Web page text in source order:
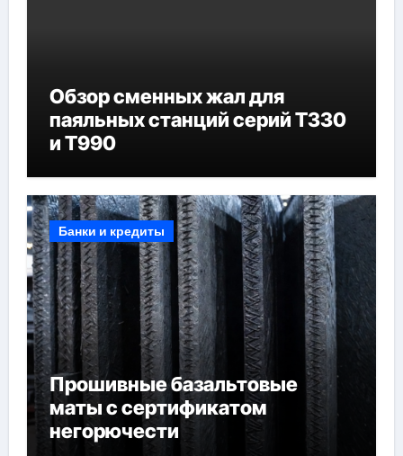
Обзор сменных жал для
паяльных станций серий T330
и T990
Банки и кредиты
Прошивные базальтовые
маты с сертификатом
негорючести